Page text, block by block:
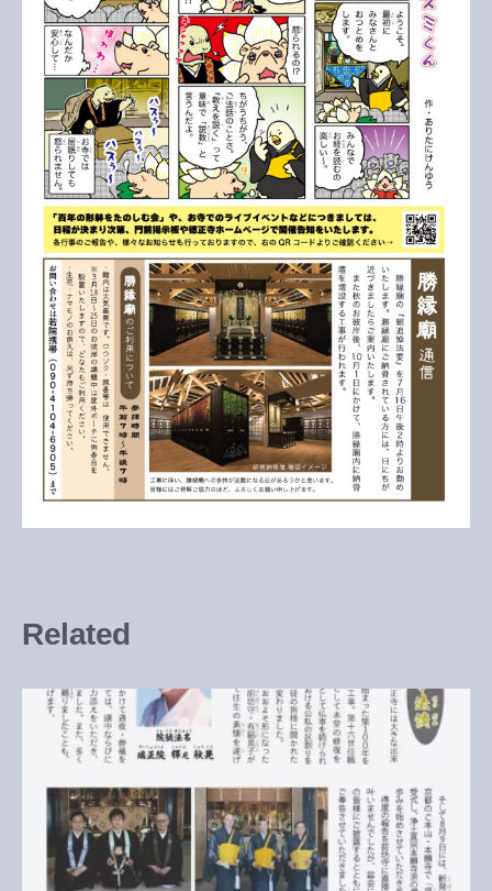
Related